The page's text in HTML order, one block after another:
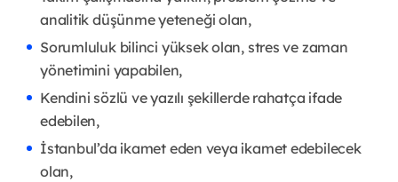
analitik düşünme yeteneği olan,
Sorumluluk bilinci yüksek olan, stres ve zaman
yönetimini yapabilen,
Kendini sözlü ve yazılı şekillerde rahatça ifade
edebilen,
İstanbul’da ikamet eden veya ikamet edebilecek
olan,